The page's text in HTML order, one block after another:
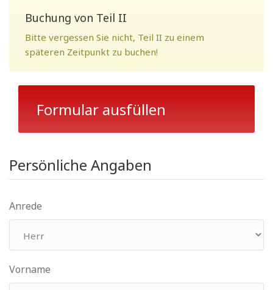
Buchung von Teil II
Bitte vergessen Sie nicht, Teil II zu einem
späteren Zeitpunkt zu buchen!
Formular ausfüllen
Persönliche Angaben
Anrede
Vorname